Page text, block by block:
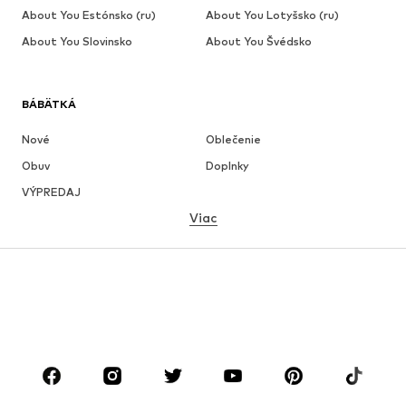
BÁBÄTKÁ
Nové
Oblečenie
Obuv
Doplnky
VÝPREDAJ
ZNAČKY
Viac
About You Estónsko (ru)
About You Lotyšsko (ru)
About You Slovinsko
About You Švédsko